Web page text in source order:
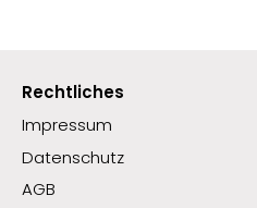
Rechtliches
Impressum
Datenschutz
AGB